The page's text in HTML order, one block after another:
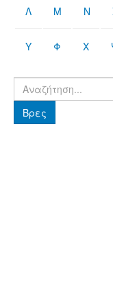
Λ Μ Ν
Υ Φ Χ
Βρες
Βρες